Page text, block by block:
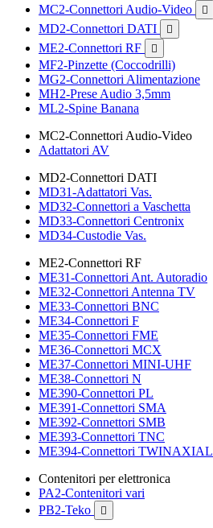
MC2-Connettori Audio-Video

MD2-Connettori DATI 
ME2-Connettori RF 
MF2-Pinzette (Coccodrilli)
MG2-Connettori Alimentazione
MH2-Prese Audio 3,5mm
ML2-Spine Banana
MC2-Connettori Audio-Video
Adattatori AV
MD2-Connettori DATI
MD31-Adattatori Vas.
MD32-Connettori a Vaschetta
MD33-Connettori Centronix
MD34-Custodie Vas.
ME2-Connettori RF
ME31-Connettori Ant. Autoradio
ME32-Connettori Antenna TV
ME33-Connettori BNC
ME34-Connettori F
ME35-Connettori FME
ME36-Connettori MCX
ME37-Connettori MINI-UHF
ME38-Connettori N
ME390-Connettori PL
ME391-Connettori SMA
ME392-Connettori SMB
ME393-Connettori TNC
ME394-Connettori TWINAXIAL
Contenitori per elettronica
PA2-Contenitori vari
PB2-Teko
